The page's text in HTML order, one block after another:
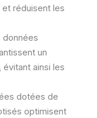
et réduisent les
données
un
ainsi les
dotées de
optimisent